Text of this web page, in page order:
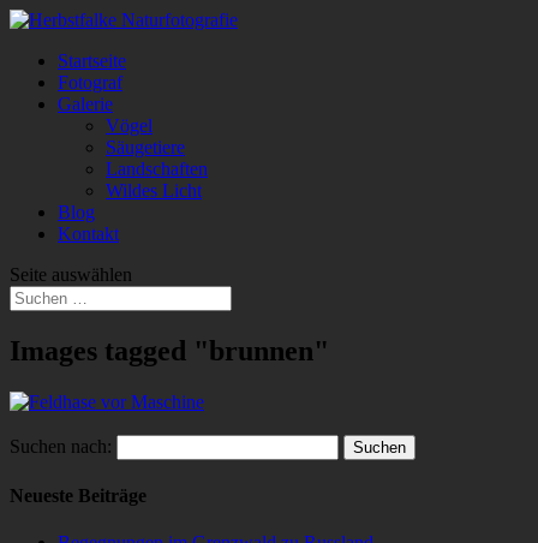
Startseite
Fotograf
Galerie
Vögel
Säugetiere
Landschaften
Wildes Licht
Blog
Kontakt
Seite auswählen
Images tagged "brunnen"
Suchen nach:
Neueste Beiträge